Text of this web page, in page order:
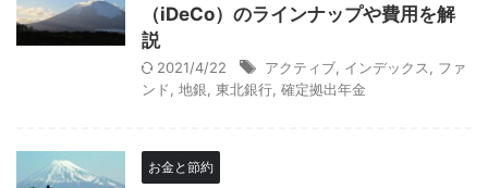
（iDeCo）のラインナップや費用を解
説
2021/4/22 アクティブ インデックス
ファ
ンド
地銀 東北銀行 確定拠出年金
お金と節約